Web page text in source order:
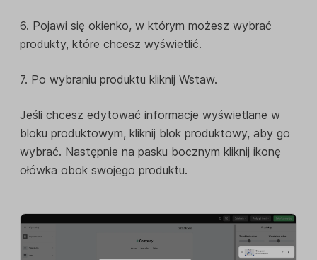
6. Pojawi się okienko, w którym możesz wybrać
produkty, które chcesz wyświetlić.
7. Po wybraniu produktu kliknij Wstaw.
Jeśli chcesz edytować informacje wyświetlane w
bloku produktowym, kliknij blok produktowy, aby go
wybrać. Następnie na pasku bocznym kliknij ikonę
ołówka obok swojego produktu.